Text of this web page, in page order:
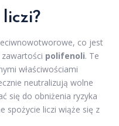
co jest
polifenoli. Te
właściwościami
neutralizują wolne
się do obniżenia ryzyka
spożycie liczi wiąże się z